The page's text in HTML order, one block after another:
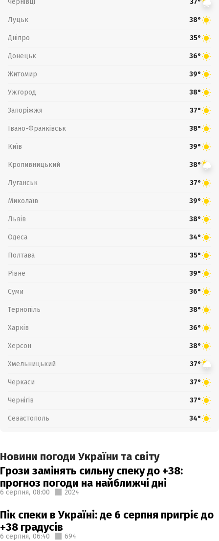
37°
Луцьк 38°
Дніпро 35°
Донецьк 36°
Житомир 39°
Ужгород 38°
Запоріжжя 37°
Івано-Франківськ 38°
Київ 39°
Кропивницький 38°
Луганськ 37°
Миколаїв 39°
Львів 38°
Одеса 34°
Полтава 35°
Рівне 39°
Суми 36°
Тернопіль 38°
Харків 36°
Херсон 38°
Хмельницький 37°
Черкаси 37°
Чернігів 37°
Севастополь 34°
Новини погоди України та світу
Грози замінять сильну спеку до +38:
прогноз погоди на найближчі дні
6 серпня, 08:00 2024
Пік спеки в Україні: де 6 серпня пригріє до
+38 градусів
6 серпня, 06:40 694